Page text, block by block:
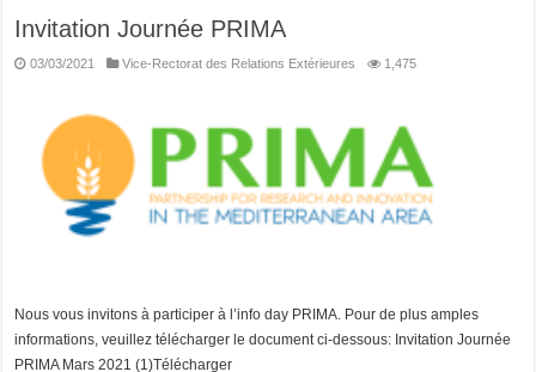
Invitation Journée PRIMA
03/03/2021 Vice-Rectorat des Relations Extérieures 1,475
Nous vous invitons à participer à l’info day PRIMA. Pour de plus amples
informations, veuillez télécharger le document ci-dessous: Invitation Journée
PRIMA Mars 2021 (1)Télécharger